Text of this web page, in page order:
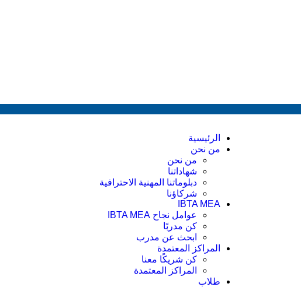
الرئيسية
من نحن
من نحن
شهاداتنا
دبلوماتنا المهنية الاحترافية
شركاؤنا
IBTA MEA
عوامل نجاح IBTA MEA
كن مدربًا
ابحث عن مدرب
المراكز المعتمدة
كن شريكًا معنا
المراكز المعتمدة
طلاب